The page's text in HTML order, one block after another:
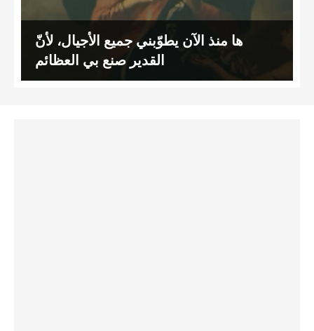
ها منذ الآن يطوّبني جميع الأجيال، لأنّ
القدير صنع بي العظائم